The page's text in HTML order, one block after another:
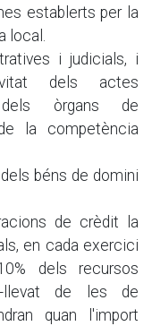
establerts per la
local.
i judicials, i
dels actes
dels òrgans de
la competència
béns de domini
de crèdit la
en cada exercici
dels recursos
-llevat de les de
quan l'import